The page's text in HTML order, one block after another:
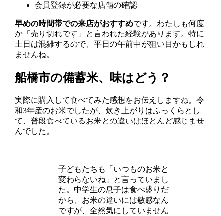
会員登録が必要な店舗の確認
早めの時間帯での来店がおすすめです。わたしも何度
か「売り切れです」と言われた経験があります。特に
土日は混雑するので、平日の午前中が狙い目かもしれ
ませんね。
船橋市の備蓄米、味はどう？
実際に購入して食べてみた感想をお伝えしますね。令
和3年産のお米でしたが、炊き上がりはふっくらとし
て、普段食べているお米との違いはほとんど感じませ
んでした。
子どもたちも「いつものお米と
変わらないね」と言っていまし
た。中学生の息子は食べ盛りだ
から、お米の違いには敏感なん
ですが、全然気にしていません